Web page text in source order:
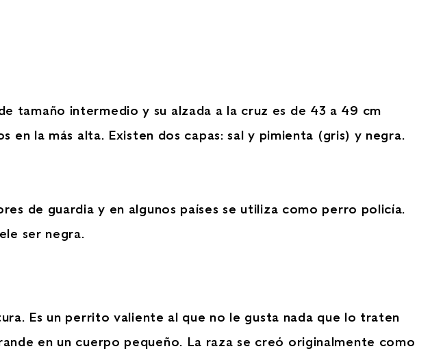
tamaño intermedio y su alzada a la cruz es de 43 a 49 cm
en la más alta. Existen dos capas: sal y pimienta (gris) y negra.
de guardia y en algunos países se utiliza como perro policía.
ser negra.
Es un perrito valiente al que no le gusta nada que lo traten
en un cuerpo pequeño. La raza se creó originalmente como